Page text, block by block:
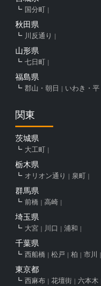
国分町
秋田県
川反通り
山形県
七日町
福島県
郡山・朝日 いわき・平
関東
茨城県
大工町
栃木県
オリオン通り 泉町
群馬県
前橋 高崎
埼玉県
大宮 川口 浦和
千葉県
西船橋 松戸 柏 市川
東京都
西麻布 花壇街 六本木